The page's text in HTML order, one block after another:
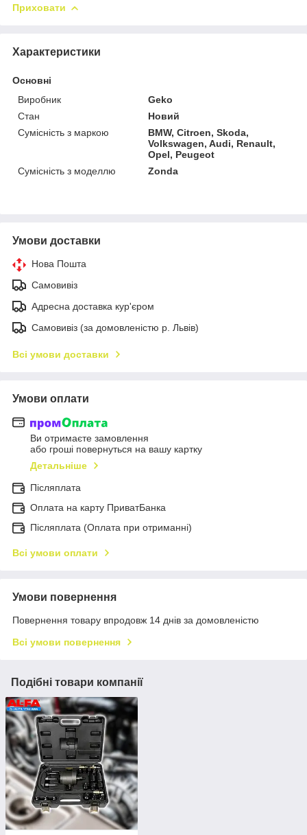
Приховати
Характеристики
Основні
Виробник
Geko
Стан
Новий
Сумісність з маркою
BMW, Citroen, Skoda,
Volkswagen, Audi, Renault,
Opel, Peugeot
Сумісність з моделлю
Zonda
Умови доставки
Нова Пошта
Самовивіз
Адресна доставка кур'єром
Самовивіз (за домовленістю р. Львів)
Всі умови доставки
Умови оплати
Ви отримаєте замовлення
або гроші повернуться на вашу картку
Детальніше
Післяплата
Оплата на карту ПриватБанка
Післяплата (Оплата при отриманні)
Всі умови оплати
Умови повернення
Повернення товару впродовж 14 днів за домовленістю
Всі умови повернення
Подібні товари компанії